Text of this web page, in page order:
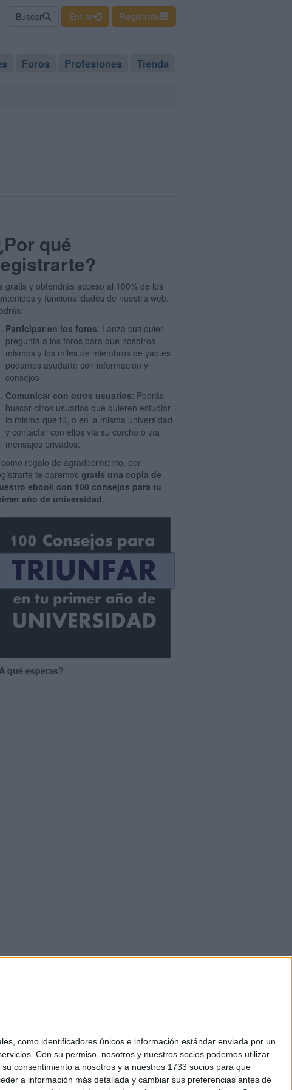
como identificadores únicos e información estándar enviada por un
Con su permiso, nosotros y nuestros socios podemos utilizar
consentimiento a nosotros y a nuestros 1733 socios para que
a información más detallada y cambiar sus preferencias antes de
Buscar Entrar Regístrate
Foros Profesiones Tienda
qué
gratis y obtendrás acceso al 100% de los
y funcionalidades de nuestra web.
Participar en los foros: Lanza cualquier
pregunta a los foros para que nosotros
mismos y los miles de miembros de yaq.es
podamos ayudarte con información y
consejos
Comunicar con otros usuarios: Podrás
buscar otros usuarios que quieren estudiar
lo mismo que tú, o en la misma universidad,
y contactar con ellos vía su corcho o vía
mensajes privados.
regalo de agradecimiento, por
te daremosgratis una copia de
ebook con 100 consejos para tu
año de universidad.
qué esperas?
cookies